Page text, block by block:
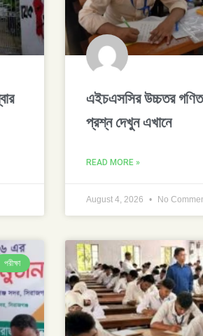
এইচএসসির উচ্চতর গণিত
প্রশ্ন দেখুন এখানে
READ MORE »
August 4, 2026 No
পরীক্ষা